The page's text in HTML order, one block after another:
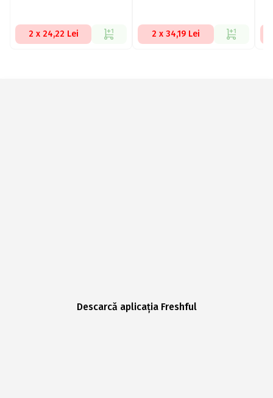
2 x 24,22 Lei 2 x 34,19 Lei
Descarcă aplicația Freshful